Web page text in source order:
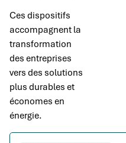
Ces dispositifs
accompagnent la
transformation
des entreprises
vers des solutions
plus durables et
économes en
énergie.